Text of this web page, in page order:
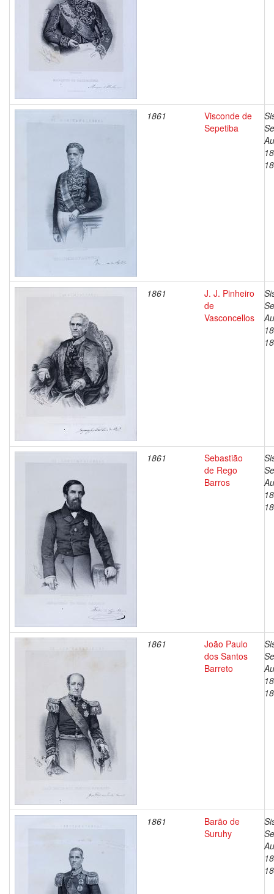
1861
Visconde de
Sepetiba
1861
J. J. Pinheiro
de
Vasconcellos
1861
Sebastião
de Rego
Barros
1861
João Paulo
dos Santos
Barreto
1861
Barão de
Suruhy